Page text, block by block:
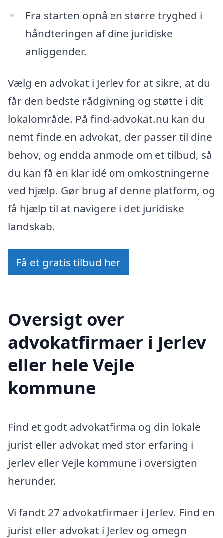
Fra starten opnå en større tryghed i
håndteringen af dine juridiske
anliggender.
Vælg en advokat i Jerlev for at sikre, at du
får den bedste rådgivning og støtte i dit
lokalområde. På find-advokat.nu kan du
nemt finde en advokat, der passer til dine
behov, og endda anmode om et tilbud, så
du kan få en klar idé om omkostningerne
ved hjælp. Gør brug af denne platform, og
få hjælp til at navigere i det juridiske
landskab.
Få et gratis tilbud her
Oversigt over
advokatfirmaer i Jerlev
eller hele Vejle
kommune
Find et godt advokatfirma og din lokale
jurist eller advokat med stor erfaring i
Jerlev eller Vejle kommune i oversigten
herunder.
Vi fandt 27 advokatfirmaer i Jerlev. Find en
jurist eller advokat i Jerlev og omegn